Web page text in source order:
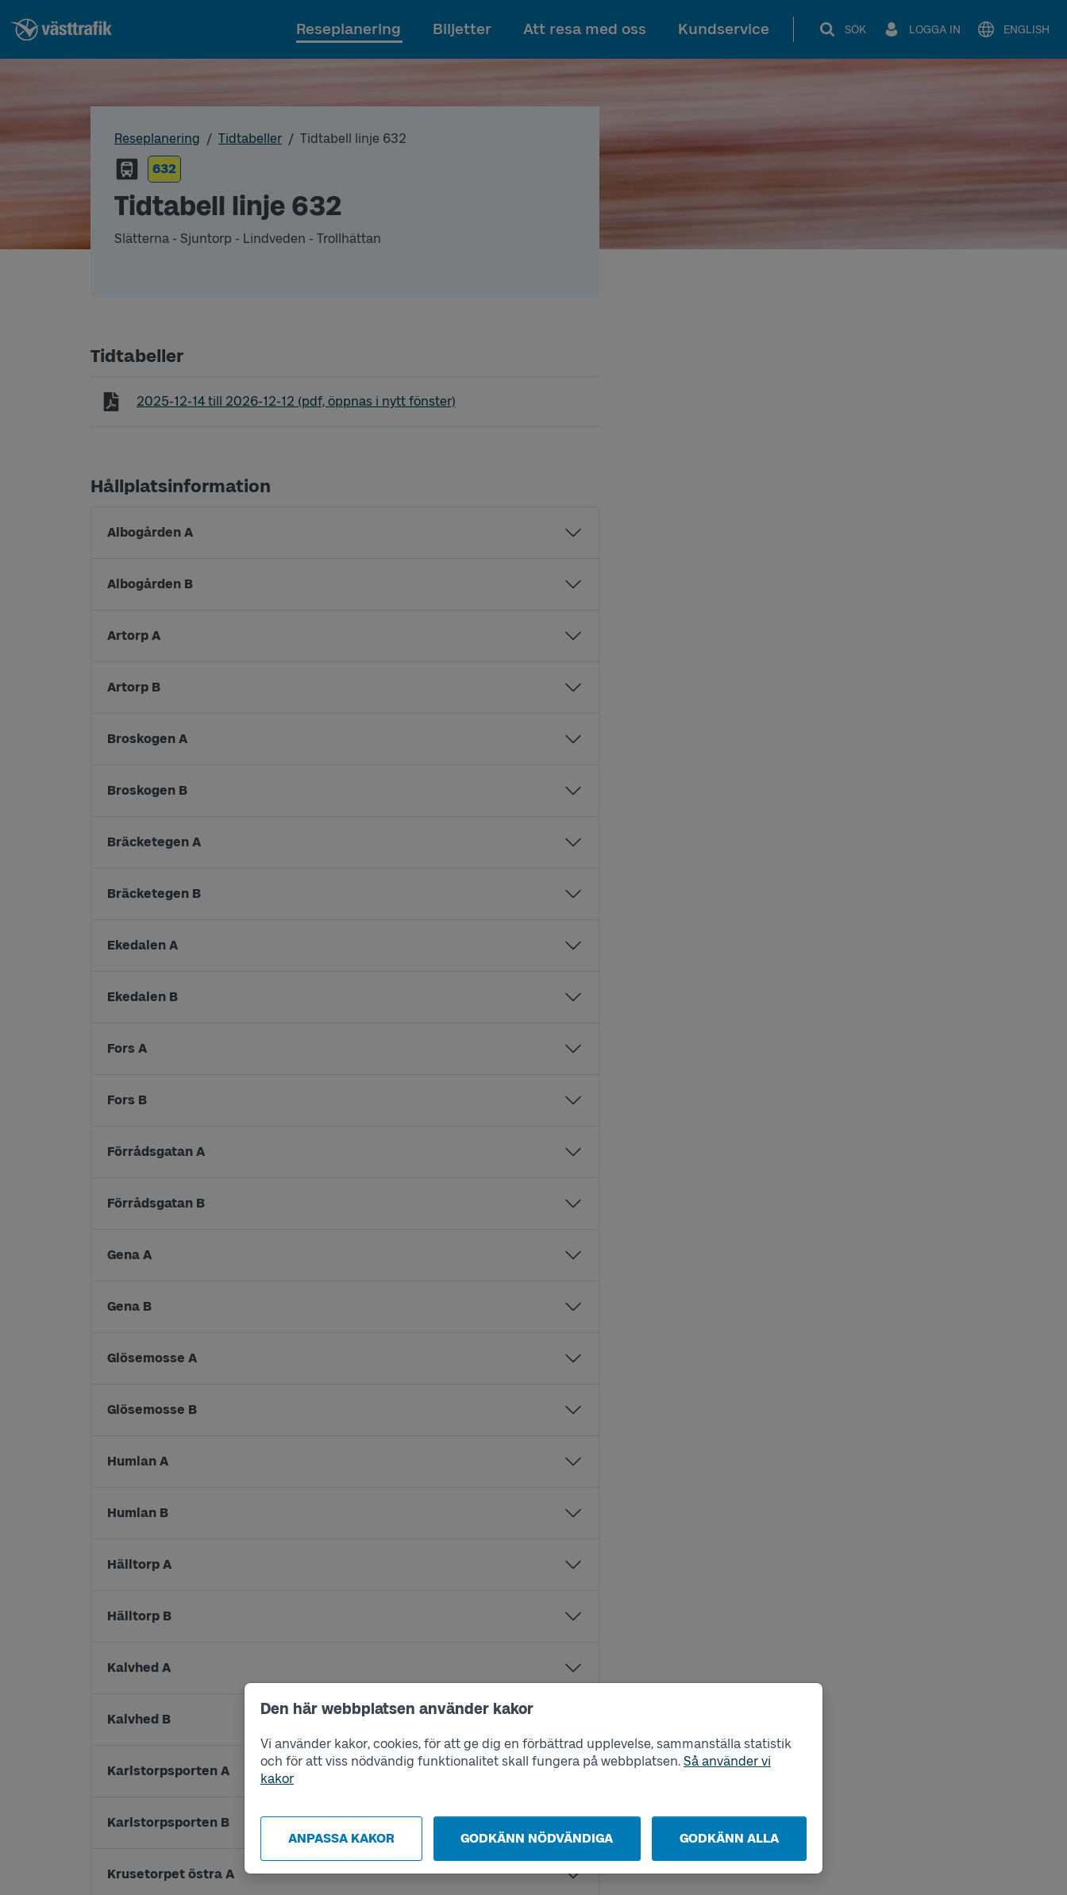
Den här webbplatsen använder kakor
Vi använder kakor, cookies, för att ge dig en förbättrad upplevelse, sammanställa statistik
och för att viss nödvändig funktionalitet skall fungera på webbplatsen. Så använder vi
kakor
ANPASSA KAKOR GODKÄNN NÖDVÄNDIGA GODKÄNN ALLA
Till innehållet
Reseplanering Biljetter Att resa med oss Kundservice SÖK LOGGA IN ENGLISH
Reseplanering Tidtabeller
Tidtabell linje 632
632
Tidtabell linje 632
Slätterna - Sjuntorp - Lindveden - Trollhättan
Tidtabeller
Tidtabell linje 632 Slätterna - Sjuntorp - Lindveden - Trollhättan
2025-12-14 till 2026-12-12 (pdf, öppnas i nytt fönster)
Hållplatsinformation
Albogården A
Albogården B
Artorp A
Artorp B
Broskogen A
Broskogen B
Bräcketegen A
Bräcketegen B
Ekedalen A
Ekedalen B
Fors A
Fors B
Förrådsgatan A
Förrådsgatan B
Gena A
Gena B
Glösemosse A
Glösemosse B
Humlan A
Humlan B
Hälltorp A
Hälltorp B
Kalvhed A
Kalvhed B
Karlstorpsporten A
Karlstorpsporten B
Krusetorpet östra A